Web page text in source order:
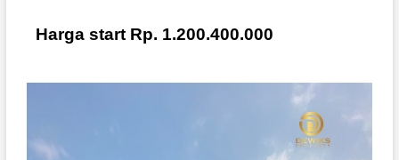
Harga start Rp. 1.200.400.000